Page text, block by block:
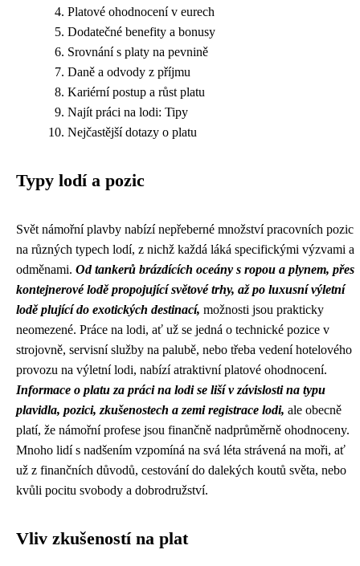
Platové ohodnocení v eurech
Dodatečné benefity a bonusy
Srovnání s platy na pevnině
Daně a odvody z příjmu
Kariérní postup a růst platu
Najít práci na lodi: Tipy
Nejčastější dotazy o platu
Typy lodí a pozic
Svět námořní plavby nabízí nepřeberné množství pracovních pozic
na různých typech lodí, z nichž každá láká specifickými výzvami a
odměnami. Od tankerů brázdících oceány s ropou a plynem, přes
kontejnerové lodě propojující světové trhy, až po luxusní výletní
lodě plující do exotických destinací, možnosti jsou prakticky
neomezené. Práce na lodi, ať už se jedná o technické pozice v
strojovně, servisní služby na palubě, nebo třeba vedení hotelového
provozu na výletní lodi, nabízí atraktivní platové ohodnocení.
Informace o platu za práci na lodi se liší v závislosti na typu
plavidla, pozici, zkušenostech a zemi registrace lodi, ale obecně
platí, že námořní profese jsou finančně nadprůměrně ohodnoceny.
Mnoho lidí s nadšením vzpomíná na svá léta strávená na moři, ať
už z finančních důvodů, cestování do dalekých koutů světa, nebo
kvůli pocitu svobody a dobrodružství.
Vliv zkušeností na plat